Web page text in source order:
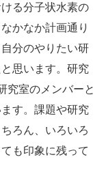
る分子状水素の
かなか計画通り
分のやりたい研
思います。研究
究室のメンバーと
す。課題や研究
ろん、いろいろ
も印象に残って